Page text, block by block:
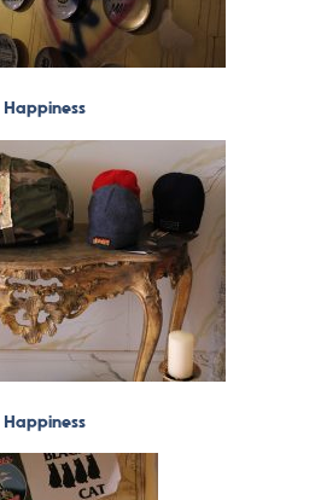
Happiness
Happiness